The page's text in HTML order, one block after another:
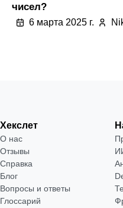
чисел?
6 марта 2025 г.
Хекслет
О нас
Отзывы
Справка
Блог
Вопросы и ответы
Глоссарий